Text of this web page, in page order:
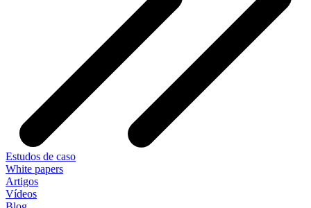
Estudos de caso
White papers
Artigos
Vídeos